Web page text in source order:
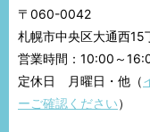
〒060-0042
札幌市中央区大通西15
営業時間：10:00～
定休日 月曜日・他（
ーご確認ください）